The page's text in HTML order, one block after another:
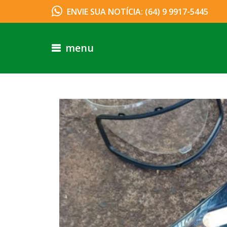
ENVIE SUA NOTÍCIA: (64) 9 9917-5445
menu